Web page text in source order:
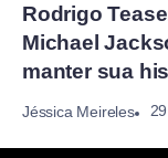
Rodrigo
Michael
manter sua
Jéssica Meireles